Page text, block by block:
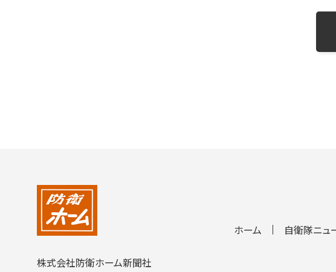
株式会社防衛ホーム新聞社
ホーム 自衛隊ニュ